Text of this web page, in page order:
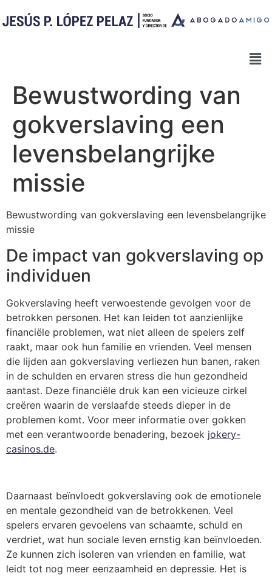
Bewustwording van
gokverslaving een
levensbelangrijke
missie
Bewustwording van gokverslaving een levensbelangrijke
missie
De impact van gokverslaving op
individuen
Gokverslaving heeft verwoestende gevolgen voor de
betrokken personen. Het kan leiden tot aanzienlijke
financiële problemen, wat niet alleen de spelers zelf
raakt, maar ook hun familie en vrienden. Veel mensen
die lijden aan gokverslaving verliezen hun banen, raken
in de schulden en ervaren stress die hun gezondheid
aantast. Deze financiële druk kan een vicieuze cirkel
creëren waarin de verslaafde steeds dieper in de
problemen komt. Voor meer informatie over gokken
met een verantwoorde benadering, bezoek jokery-
casinos.de.
Daarnaast beïnvloedt gokverslaving ook de emotionele
en mentale gezondheid van de betrokkenen. Veel
spelers ervaren gevoelens van schaamte, schuld en
verdriet, wat hun sociale leven ernstig kan beïnvloeden.
Ze kunnen zich isoleren van vrienden en familie, wat
leidt tot nog meer eenzaamheid en depressie. Het is